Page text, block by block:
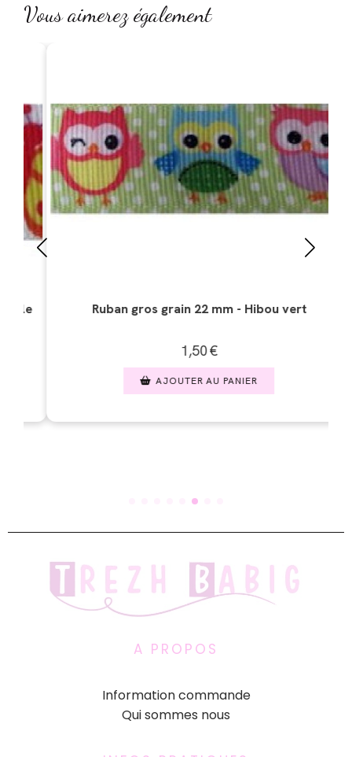
Vous aimerez également
- Hibou vert Ruban gros grain 22 mm -
AJOUTER AU PANIER
A PROPOS
Information commande
Qui sommes nous